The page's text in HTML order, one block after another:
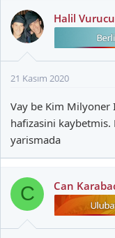
k
i
l
Halil Vurucu
21 Kasım 2020
Vay be Kim Milyoner
hafizasini kaybetmis.
yarismada
C Can